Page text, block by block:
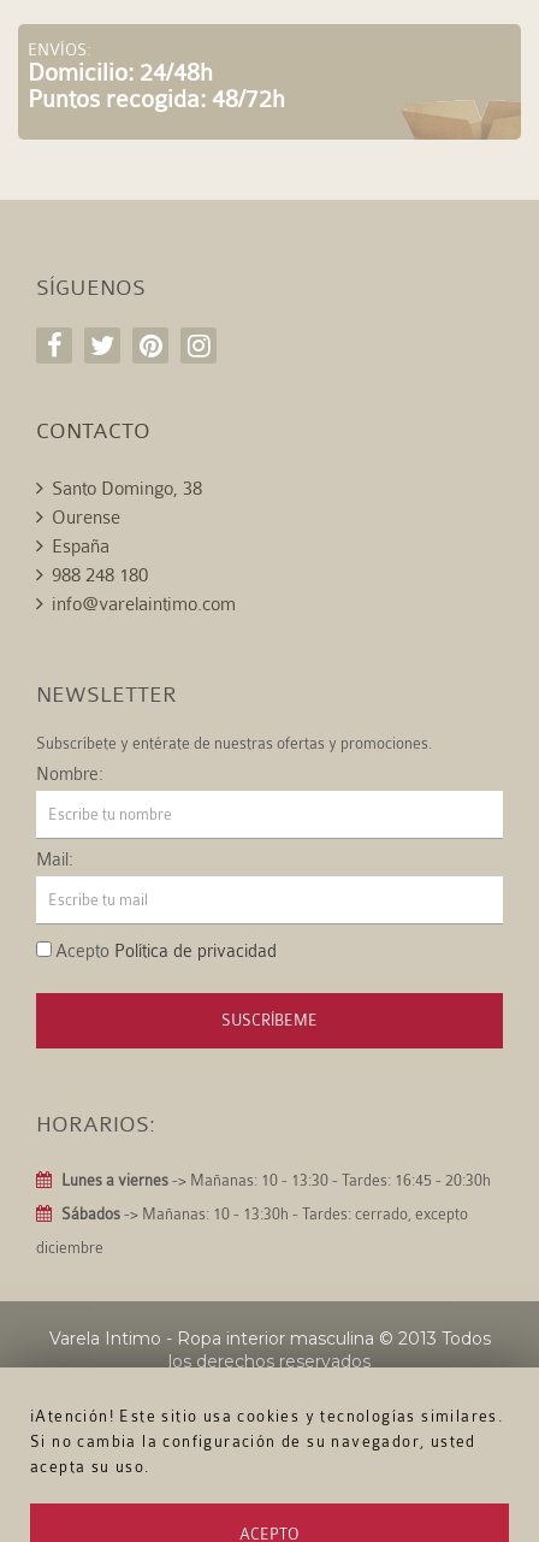
¡Atención! Este sitio usa cookies y tecnologías similares.
Si no cambia la configuración de su navegador, usted
acepta su uso.
ACEPTO
ENVÍOS:
Domicilio: 24/48h
Puntos recogida: 48/72h
SÍGUENOS
CONTACTO
Santo Domingo, 38
Ourense
España
988 248 180
info@varelaintimo.com
NEWSLETTER
Subscríbete y entérate de nuestras ofertas y promociones.
Nombre:
Mail:
Acepto Política de privacidad
SUSCRÍBEME
HORARIOS:
Lunes a viernes -> Mañanas: 10 - 13:30 - Tardes: 16:45 - 20:30h
Sábados -> Mañanas: 10 - 13:30h - Tardes: cerrado, excepto
diciembre
Varela Intimo - Ropa interior masculina © 2013 Todos
los derechos reservados